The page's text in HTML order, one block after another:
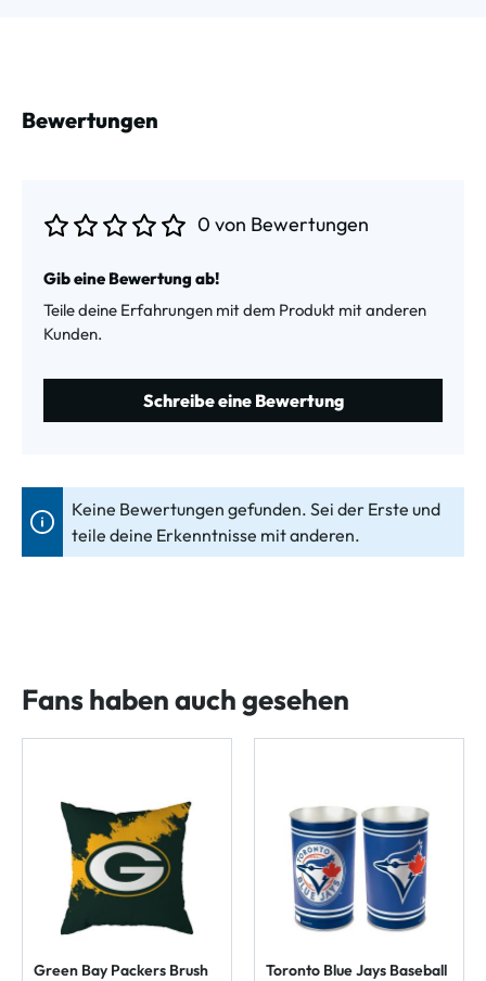
Bewertungen
0 von Bewertungen
Gib eine Bewertung ab!
Teile deine Erfahrungen mit dem Produkt mit anderen
Kunden.
Schreibe eine Bewertung
Keine Bewertungen gefunden. Sei der Erste und
teile deine Erkenntnisse mit anderen.
Fans haben auch gesehen
Green Bay Packers Brush
Toronto Blue Jays Baseball